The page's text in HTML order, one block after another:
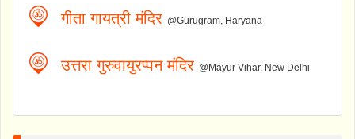
गीता गायत्री मंदिर @Gurugram, Haryana
उत्तरा गुरुवायुरप्पन मंदिर @Mayur Vihar, New Delhi